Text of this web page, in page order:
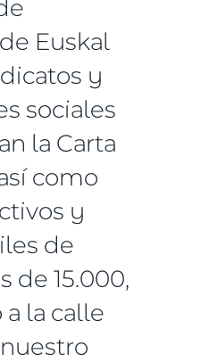
Euskal
y
sociales
la Carta
como
y
de
de 15.000,
la calle